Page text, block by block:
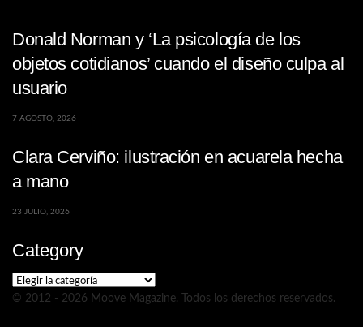
Donald Norman y ‘La psicología de los
objetos cotidianos’ cuando el diseño culpa al
usuario
7 AGOSTO, 2026
Clara Cerviño: ilustración en acuarela hecha
a mano
23 JULIO, 2026
Category
Category
© 2012 - 2026 Moove Magazine. Todos los derechos reservados.